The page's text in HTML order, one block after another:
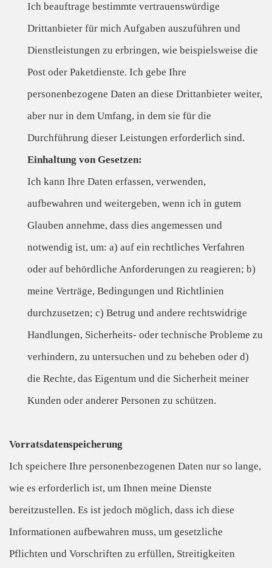
Ich beauftrage bestimmte vertrauenswürdige
Drittanbieter für mich Aufgaben auszuführen und
Dienstleistungen zu erbringen, wie beispielsweise die
Post oder Paketdienste. Ich gebe Ihre
personenbezogene Daten an diese Drittanbieter weiter,
aber nur in dem Umfang, in dem sie für die
Durchführung dieser Leistungen erforderlich sind.
Einhaltung von Gesetzen:
Ich kann Ihre Daten erfassen, verwenden,
aufbewahren und weitergeben, wenn ich in gutem
Glauben annehme, dass dies angemessen und
notwendig ist, um: a) auf ein rechtliches Verfahren
oder auf behördliche Anforderungen zu reagieren; b)
meine Verträge, Bedingungen und Richtlinien
durchzusetzen; c) Betrug und andere rechtswidrige
Handlungen, Sicherheits- oder technische Probleme zu
verhindern, zu untersuchen und zu beheben oder d)
die Rechte, das Eigentum und die Sicherheit meiner
Kunden oder anderer Personen zu schützen.
Vorratsdatenspeicherung
Ich speichere Ihre personenbezogenen Daten nur so lange,
wie es erforderlich ist, um Ihnen meine Dienste
bereitzustellen. Es ist jedoch möglich, dass ich diese
Informationen aufbewahren muss, um gesetzliche
Pflichten und Vorschriften zu erfüllen, Streitigkeiten